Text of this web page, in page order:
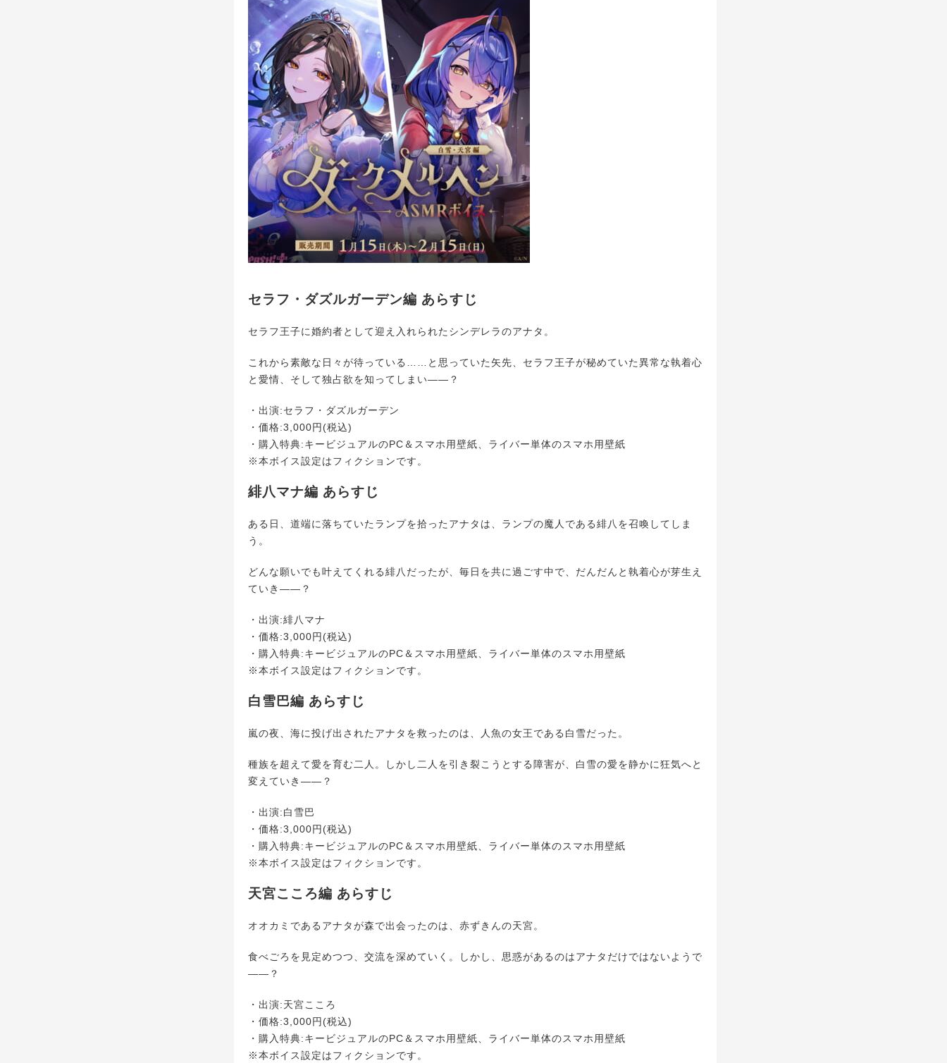
セラフ・ダズルガーデン編 あらすじ
セラフ王子に婚約者として迎え入れられたシンデレラのアナタ。
これから素敵な日々が待っている……と思っていた矢先、セラフ王子が秘めていた異常な執着心
と愛情、そして独占欲を知ってしまい――？
・出演:セラフ・ダズルガーデン
・価格:3,000円(税込)
・購入特典:キービジュアルのPC＆スマホ用壁紙、ライバー単体のスマホ用壁紙
※本ボイス設定はフィクションです。
緋八マナ編 あらすじ
ある日、道端に落ちていたランプを拾ったアナタは、ランプの魔人である緋八を召喚してしま
う。
どんな願いでも叶えてくれる緋八だったが、毎日を共に過ごす中で、だんだんと執着心が芽生え
ていき――？
・出演:緋八マナ
・価格:3,000円(税込)
・購入特典:キービジュアルのPC＆スマホ用壁紙、ライバー単体のスマホ用壁紙
※本ボイス設定はフィクションです。
白雪巴編 あらすじ
嵐の夜、海に投げ出されたアナタを救ったのは、人魚の女王である白雪だった。
種族を超えて愛を育む二人。しかし二人を引き裂こうとする障害が、白雪の愛を静かに狂気へと
変えていき――？
・出演:白雪巴
・価格:3,000円(税込)
・購入特典:キービジュアルのPC＆スマホ用壁紙、ライバー単体のスマホ用壁紙
※本ボイス設定はフィクションです。
天宮こころ編 あらすじ
オオカミであるアナタが森で出会ったのは、赤ずきんの天宮。
食べごろを見定めつつ、交流を深めていく。しかし、思惑があるのはアナタだけではないようで
――？
・出演:天宮こころ
・価格:3,000円(税込)
・購入特典:キービジュアルのPC＆スマホ用壁紙、ライバー単体のスマホ用壁紙
※本ボイス設定はフィクションです。